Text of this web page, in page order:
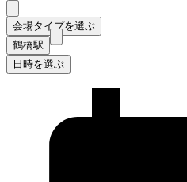
会場タイプを選ぶ
鶴橋駅
日時を選ぶ